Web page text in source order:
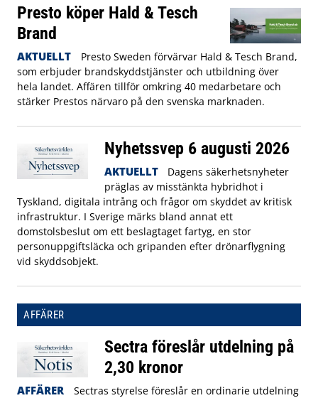
Presto köper Hald & Tesch
Brand
AKTUELLT
Presto Sweden förvärvar Hald & Tesch Brand,
som erbjuder brandskyddstjänster och utbildning över
hela landet. Affären tillför omkring 40 medarbetare och
stärker Prestos närvaro på den svenska marknaden.
Nyhetssvep 6 augusti 2026
AKTUELLT
Dagens säkerhetsnyheter
präglas av misstänkta hybridhot i
Tyskland, digitala intrång och frågor om skyddet av kritisk
infrastruktur. I Sverige märks bland annat ett
domstolsbeslut om ett beslagtaget fartyg, en stor
personuppgiftsläcka och gripanden efter drönarflygning
vid skyddsobjekt.
AFFÄRER
Sectra föreslår utdelning på
2,30 kronor
AFFÄRER
Sectras styrelse föreslår en ordinarie utdelning